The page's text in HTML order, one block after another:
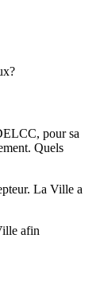
pour sa
Quels
La Ville a
afin